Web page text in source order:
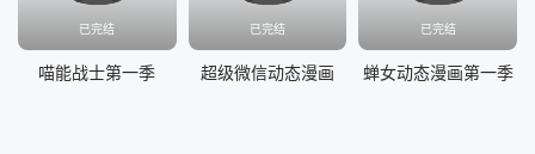
已完结
喵能战士第一季
已完结
超级微信动态漫画
已完结
蝉女动态漫画第一季